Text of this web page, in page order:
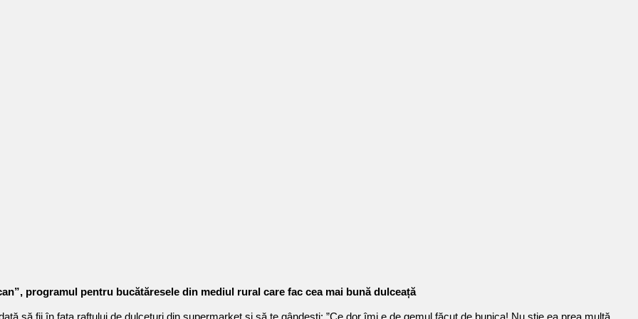
programul pentru bucătăresele din mediul rural care fac cea mai bună dulceață
să fii în fața raftului de dulcețuri din supermarket și să te gândești: ”Ce dor îmi e de gemul făcut de bunica! Nu știe ea prea multă